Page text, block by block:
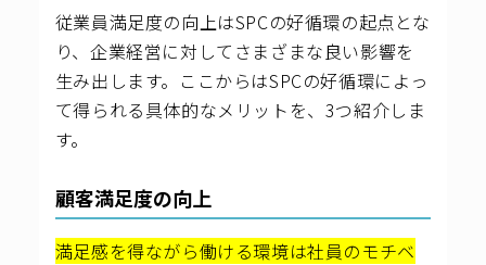
従業員満足度の向上はSPCの好循環の起点とな
り、企業経営に対してさまざまな良い影響を
生み出します。ここからはSPCの好循環によっ
て得られる具体的なメリットを、3つ紹介しま
す。
顧客満足度の向上
満足感を得ながら働ける環境は社員のモチベ